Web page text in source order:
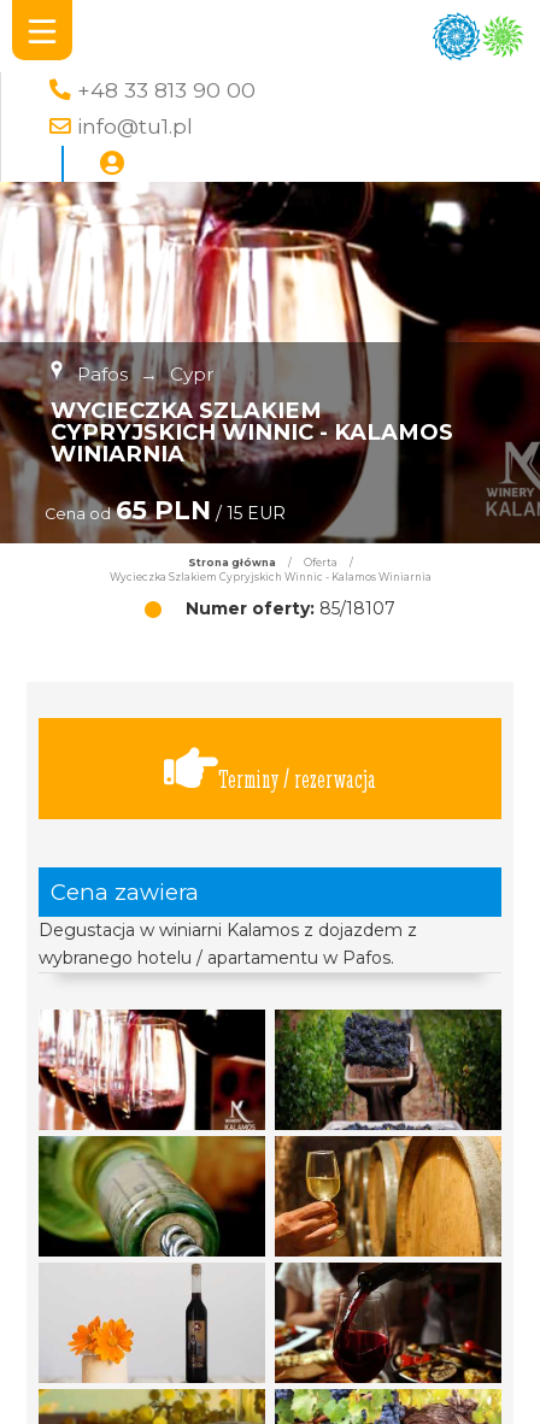
+48 33 813 90 00
info@tu1.pl
Pafos → Cypr
WYCIECZKA SZLAKIEM
CYPRYJSKICH WINNIC - KALAMOS
WINIARNIA
Cena od 65 PLN / 15 EUR
Strona główna / Oferta
/
Wycieczka Szlakiem Cypryjskich Winnic - Kalamos Winiarnia
Numer oferty: 85/18107
Terminy / rezerwacja
Cena zawiera
Degustacja w winiarni Kalamos z dojazdem z
wybranego hotelu / apartamentu w Pafos.